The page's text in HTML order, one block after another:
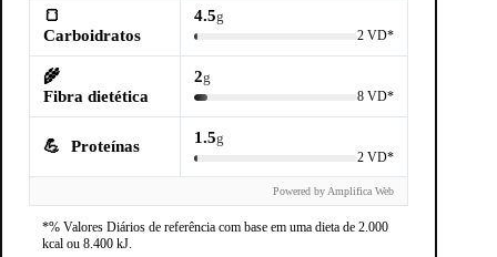
🍞
Carboidratos
4.5g
2 VD*
🌾
Fibra dietética
2g
8 VD*
💪 Proteínas 1.5g
2 VD*
Powered by Amplifica Web
*% Valores Diários de referência com base em uma dieta de 2.000
kcal ou 8.400 kJ.